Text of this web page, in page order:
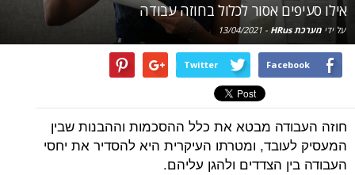
אילו סעיפים אסור לכלול בחוזה עבודה
על ידי מערכת HRus -
13/04/2021
Facebook
Twitter
חוזה העבודה מבטא את כלל ההסכמות וההבנות שבין
המעסיק לעובד, ומטרתו העיקרית היא להסדיר את יחסי
העבודה בין הצדדים ולהגן עליהם.